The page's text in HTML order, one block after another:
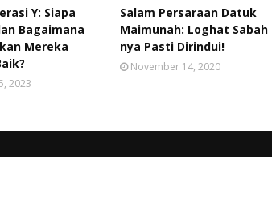
Y: Siapa
Bagaimana
Mereka
2023
Salam Persaraan Datuk
Maimunah: Loghat Sabah
nya Pasti Dirindui!
November 14, 2020